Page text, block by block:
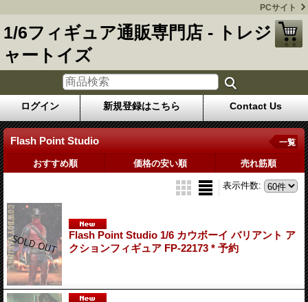
PCサイト
1/6フィギュア通販専門店 - トレジ
ャートイズ
ログイン 新規登録はこちら Contact Us
Flash Point Studio 一覧
おすすめ順 価格の安い順 売れ筋順
表示件数:
Flash Point Studio 1/6 カウボーイ バリアント ア
クションフィギュア FP-22173 * 予約